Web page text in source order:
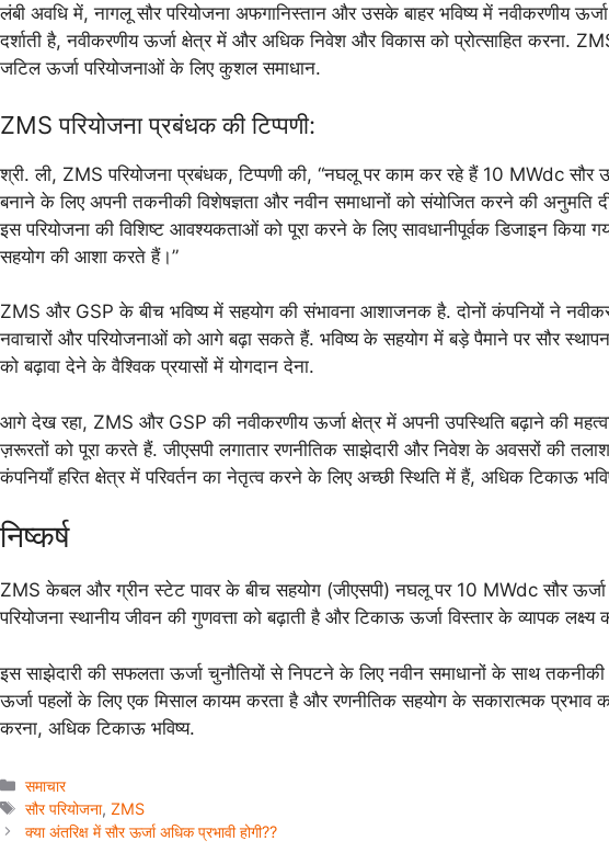
लंबी अवधि में, नागलू सौर परियोजना अफगानिस्तान और उसके बाहर भविष्य में नवीकरणीय
दर्शाती है, नवीकरणीय ऊर्जा क्षेत्र में और अधिक निवेश और विकास को प्रोत्साहित करना.
जटिल ऊर्जा परियोजनाओं के लिए कुशल समाधान.
ZMS परियोजना प्रबंधक की टिप्पणी:
श्री. ली, ZMS परियोजना प्रबंधक, टिप्पणी की, “नघलू पर काम कर रहे हैं 10 MWdc सौर
बनाने के लिए अपनी तकनीकी विशेषज्ञता और नवीन समाधानों को संयोजित करने की अनुमति
इस परियोजना की विशिष्ट आवश्यकताओं को पूरा करने के लिए सावधानीपूर्वक डिजाइन
सहयोग की आशा करते हैं।”
ZMS और GSP के बीच भविष्य में सहयोग की संभावना आशाजनक है. दोनों कंपनियों ने
नवाचारों और परियोजनाओं को आगे बढ़ा सकते हैं. भविष्य के सहयोग में बड़े पैमाने पर सौर
को बढ़ावा देने के वैश्विक प्रयासों में योगदान देना.
आगे देख रहा, ZMS और GSP की नवीकरणीय ऊर्जा क्षेत्र में अपनी उपस्थिति बढ़ाने की
ज़रूरतों को पूरा करते हैं. जीएसपी लगातार रणनीतिक साझेदारी और निवेश के अवसरों की
कंपनियाँ हरित क्षेत्र में परिवर्तन का नेतृत्व करने के लिए अच्छी स्थिति में हैं, अधिक टिकाऊ
निष्कर्ष
ZMS केबल और ग्रीन स्टेट पावर के बीच सहयोग (जीएसपी) नघलू पर 10 MWdc सौर ऊर्जा
परियोजना स्थानीय जीवन की गुणवत्ता को बढ़ाती है और टिकाऊ ऊर्जा विस्तार के व्यापक लक्ष्य
इस साझेदारी की सफलता ऊर्जा चुनौतियों से निपटने के लिए नवीन समाधानों के साथ
ऊर्जा पहलों के लिए एक मिसाल कायम करता है और रणनीतिक सहयोग के सकारात्मक प्रभाव
करना, अधिक टिकाऊ भविष्य.
समाचार
सौर परियोजना, ZMS
क्या अंतरिक्ष में सौर ऊर्जा अधिक प्रभावी होगी??